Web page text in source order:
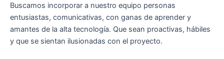
Buscamos incorporar a nuestro equipo personas
entusiastas, comunicativas, con ganas de aprender y
amantes de la alta tecnología. Que sean proactivas, hábiles
y que se sientan ilusionadas con el proyecto.